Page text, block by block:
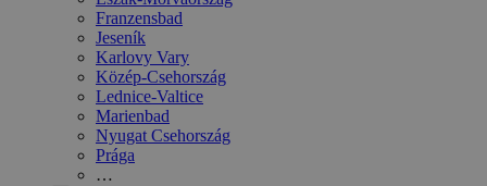
Franzensbad
Jeseník
Karlovy Vary
Közép-Csehország
Lednice-Valtice
Marienbad
Nyugat Csehország
Prága
…